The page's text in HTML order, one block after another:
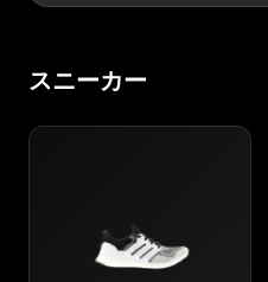
スニーカー